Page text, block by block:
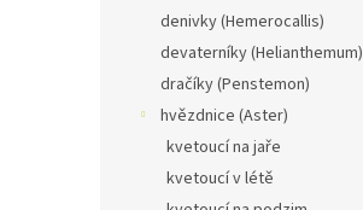
denivky (Hemerocallis)
devaterníky (Helianthemum)
dračíky (Penstemon)
hvězdnice (Aster)
kvetoucí na jaře
kvetoucí v létě